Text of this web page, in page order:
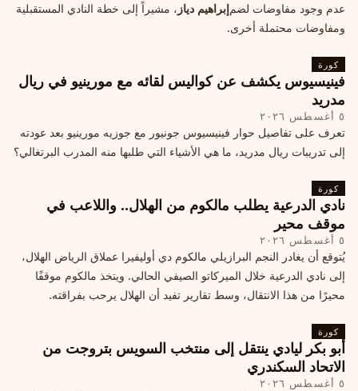
عدم وجود مفاوضات لضمإبراهيم دياز ، مشيراً إلى خطة النادي المستقبلية
ومفاوضات محتملة أخرى.
كورة
فينيسيوس يكشف عن كواليس لقائه مع مورينيو في ريال
مدريد
٥ أغسطس ٢٠٢٦
تعرف على تفاصيل حوار فينيسيوس جونيور مع جوزيه مورينيو بعد عودته
إلى تدريبات ريال مدريد، ما هي الأشياء التي طلبها منه المدرب البرتغالي؟
كورة
نادي الدرعية يطلب مالكوم من الهلال.. واللاعب في
موقف محير
٥ أغسطس ٢٠٢٦
يُتوقع أن يغادر النجم البرازيلي مالكوم دي أوليفيرا عملاق الرياض الهلال،
إلى نادي الدرعية خلال الميركاتو الصيفي الحالي. ويتخذ مالكوم موقفًا
محيرًا من هذا الانتقال، وسط تقارير تفيد أن الهلال يرحب بفراقته.
كورة
أبو بكر ليادي ينتقل إلى منتخب السويس بتروجت من
الاتحاد السكندري
٥ أغسطس ٢٠٢٦